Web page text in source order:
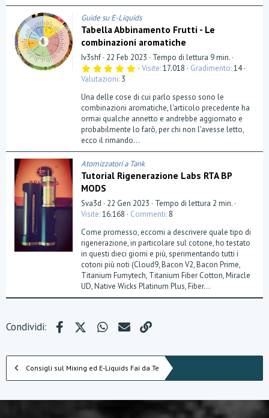
Guide su E-Liquids
Tabella Abbinamento Frutti - Le
combinazioni aromatiche
Iv3shf 22 Feb 2023
Tempo di lettura 9 min.
5
0
s
t
e
l
l
(
e
)
Visite 17.018 Gradimento 14
Valutazioni 3
Una delle cose di cui parlo spesso sono le
combinazioni aromatiche, l'articolo precedente ha
ormai qualche annetto e andrebbe aggiornato e
probabilmente lo farò, per chi non l'avesse letto,
ecco il rimando...
Atomizzatori a Tank
Tutorial Rigenerazione Labs RTA BP
MODS
Sva3d 22 Gen 2023
Tempo di lettura 2 min.
Visite 16.168 Commenti 8
Come promesso, eccomi a descrivere quale tipo di
rigenerazione, in particolare sul cotone, ho testato
in questi dieci giorni e più, sperimentando tutti i
cotoni più noti (Cloud9, Bacon V2, Bacon Prime,
Titanium Fumytech, Titanium Fiber Cotton, Miracle
UD, Native Wicks Platinum Plus, Fiber...
Condividi: FacebookX (Twitter)WhatsApp
e-mail
Consigli sul Mixing ed E-Liquids Fai da Te